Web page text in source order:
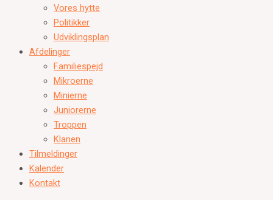
Vores hytte
Politikker
Udviklingsplan
Afdelinger
Familiespejd
Mikroerne
Minierne
Juniorerne
Troppen
Klanen
Tilmeldinger
Kalender
Kontakt